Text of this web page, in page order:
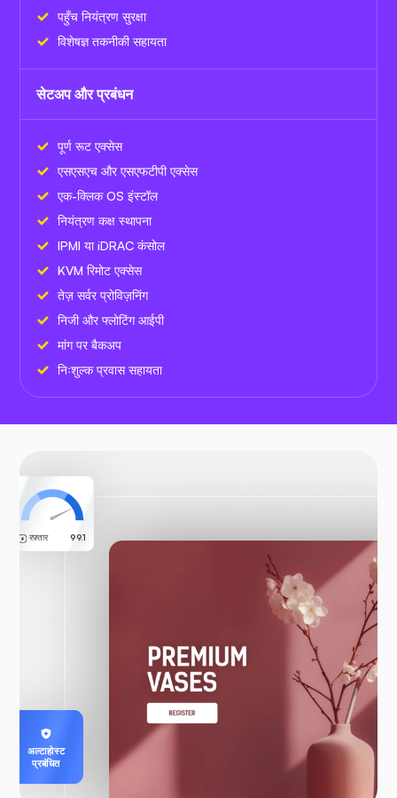
पहुँच नियंत्रण सुरक्षा
विशेषज्ञ तकनीकी सहायता
सेटअप और प्रबंधन
पूर्ण रूट एक्सेस
एसएसएच और एसएफटीपी एक्सेस
एक-क्लिक OS इंस्टॉल
नियंत्रण कक्ष स्थापना
IPMI या iDRAC कंसोल
KVM रिमोट एक्सेस
तेज़ सर्वर प्रोविज़निंग
निजी और फ्लोटिंग आईपी
मांग पर बैकअप
निःशुल्क प्रवास सहायता
रफ़्तार 99.1
अल्टाहोस्ट
प्रबंधित